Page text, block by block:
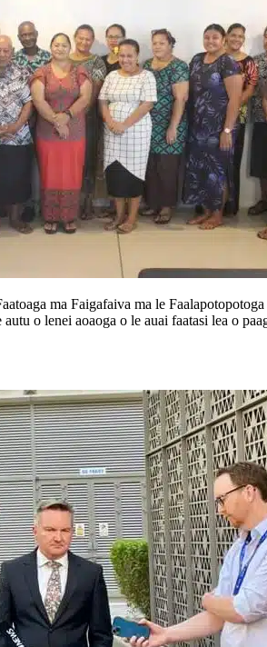
ma Faigafaiva ma le
o lenei aoaoga o le auai faatasi lea o